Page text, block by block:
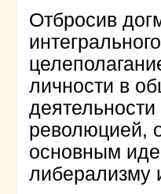
Отбросив
личности в
революцией,
основным
либерализму